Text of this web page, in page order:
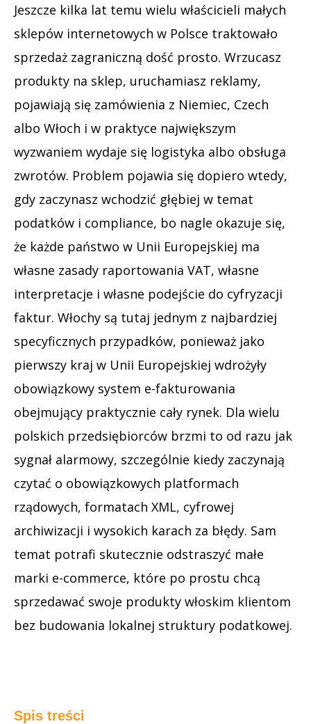
Jeszcze kilka lat temu wielu właścicieli małych
sklepów internetowych w Polsce traktowało
sprzedaż zagraniczną dość prosto. Wrzucasz
produkty na sklep, uruchamiasz reklamy,
pojawiają się zamówienia z Niemiec, Czech
albo Włoch i w praktyce największym
wyzwaniem wydaje się logistyka albo obsługa
zwrotów. Problem pojawia się dopiero wtedy,
gdy zaczynasz wchodzić głębiej w temat
podatków i compliance, bo nagle okazuje się,
że każde państwo w Unii Europejskiej ma
własne zasady raportowania VAT, własne
interpretacje i własne podejście do cyfryzacji
faktur. Włochy są tutaj jednym z najbardziej
specyficznych przypadków, ponieważ jako
pierwszy kraj w Unii Europejskiej wdrożyły
obowiązkowy system e-fakturowania
obejmujący praktycznie cały rynek. Dla wielu
polskich przedsiębiorców brzmi to od razu jak
sygnał alarmowy, szczególnie kiedy zaczynają
czytać o obowiązkowych platformach
rządowych, formatach XML, cyfrowej
archiwizacji i wysokich karach za błędy. Sam
temat potrafi skutecznie odstraszyć małe
marki e-commerce, które po prostu chcą
sprzedawać swoje produkty włoskim klientom
bez budowania lokalnej struktury podatkowej.
Spis treści